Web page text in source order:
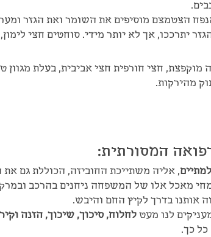
הצטמצם מוסיפים את השומר ואת הגזר
יתרככו, אך לא יותר מידי. סוחטים חצי
מוקפצת, חצי חורפית חצי אביבית, בעלת
מהירקות.
המסורתית:
, אליה משתייכת החוביזה, הכוללת גם
מאכל אלו של המשפחה ניחנים בהרכב ובמרקם
אותנו בדרך לקיץ החם והיבש.
לנו מעט לחלוח, סיכוך, שיכוך, הזנה
כל כך.